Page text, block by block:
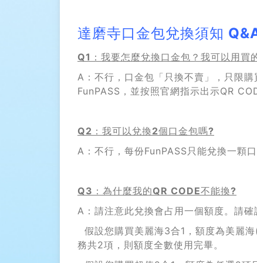
達磨寺口金包兌換須知
Q1 ：我要怎麼兌換口金包？ 我可以用買
A：不行，口金包「只換不賣」，只限購
FunPASS，並按照官網指示出示QR
Q2 ：我可以兌換2個口金包嗎?
A：不行，每份FunPASS只能兌換一顆
Q3 ：為什麼我的QR CODE不能換?
A：請注意此兌換會占用一個額度。請確
假設您購買美麗海3合1，額度為美麗
務共2項，則額度全數使用完畢。